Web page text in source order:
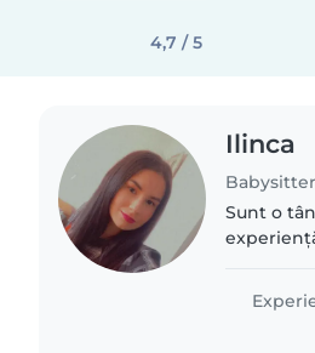
4,7 / 5
Ilinca
Sunt o